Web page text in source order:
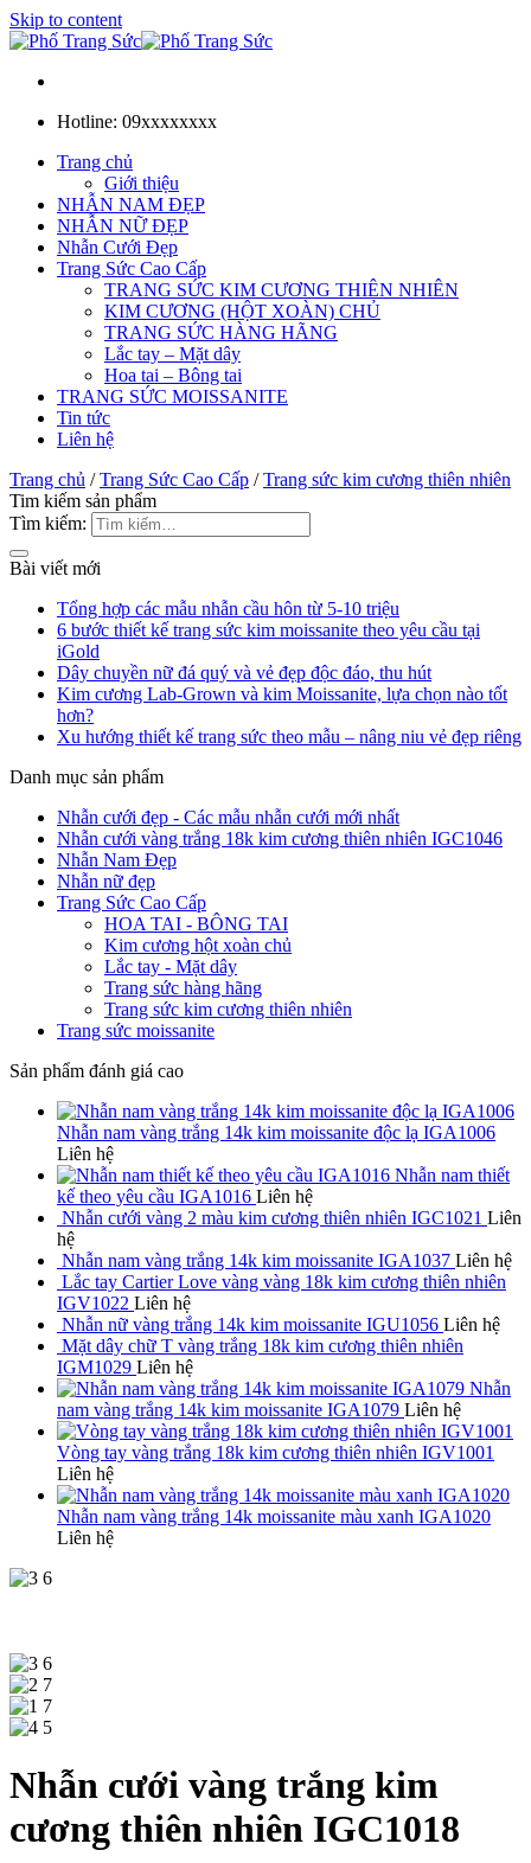
Skip to content
Hotline: 09xxxxxxxx
Trang chủ
Giới thiệu
NHẪN NAM ĐẸP
NHẪN NỮ ĐẸP
Nhẫn Cưới Đẹp
Trang Sức Cao Cấp
TRANG SỨC KIM CƯƠNG THIÊN NHIÊN
KIM CƯƠNG (HỘT XOÀN) CHỦ
TRANG SỨC HÀNG HÃNG
Lắc tay – Mặt dây
Hoa tai – Bông tai
TRANG SỨC MOISSANITE
Tin tức
Liên hệ
Trang chủ / Trang Sức Cao Cấp / Trang sức kim cương thiên nhiên
Tim kiếm sản phẩm
Tìm kiếm:
Bài viết mới
Tổng hợp các mẫu nhẫn cầu hôn từ 5-10 triệu
6 bước thiết kế trang sức kim moissanite theo yêu cầu tại
iGold
Dây chuyền nữ đá quý và vẻ đẹp độc đáo, thu hút
Kim cương Lab-Grown và kim Moissanite, lựa chọn nào tốt
hơn?
Xu hướng thiết kế trang sức theo mẫu – nâng niu vẻ đẹp riêng
Danh mục sản phẩm
Nhẫn cưới đẹp - Các mẫu nhẫn cưới mới nhất
Nhẫn cưới vàng trắng 18k kim cương thiên nhiên IGC1046
Nhẫn Nam Đẹp
Nhẫn nữ đẹp
Trang Sức Cao Cấp
HOA TAI - BÔNG TAI
Kim cương hột xoàn chủ
Lắc tay - Mặt dây
Trang sức hàng hãng
Trang sức kim cương thiên nhiên
Trang sức moissanite
Sản phẩm đánh giá cao
Nhẫn nam vàng trắng 14k kim moissanite độc lạ IGA1006
Liên hệ
Nhẫn nam thiết
kế theo yêu cầu IGA1016 Liên hệ
Nhẫn cưới vàng 2 màu kim cương thiên nhiên IGC1021 Liên
hệ
Nhẫn nam vàng trắng 14k kim moissanite IGA1037 Liên hệ
Lắc tay Cartier Love vàng vàng 18k kim cương thiên nhiên
IGV1022 Liên hệ
Nhẫn nữ vàng trắng 14k kim moissanite IGU1056 Liên hệ
Mặt dây chữ T vàng trắng 18k kim cương thiên nhiên
IGM1029 Liên hệ
Nhẫn
nam vàng trắng 14k kim moissanite IGA1079 Liên hệ
Vòng tay vàng trắng 18k kim cương thiên nhiên IGV1001
Liên hệ
Nhẫn nam vàng trắng 14k moissanite màu xanh IGA1020
Liên hệ
Nhẫn cưới vàng trắng kim
cương thiên nhiên IGC1018